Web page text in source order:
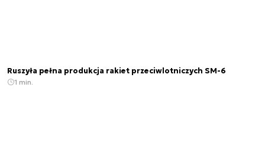
Ruszyła pełna produkcja rakiet przeciwlotniczych SM-6
1 min.